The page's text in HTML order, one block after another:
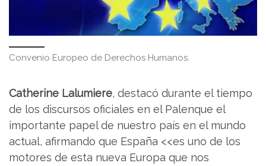
Convenio Europeo de Derechos Humanos.
Catherine Lalumiere, destacó durante el tiempo
de los discursos oficiales en el Palenque el
importante papel de nuestro país en el mundo
actual, afirmando que España <<es uno de los
motores de esta nueva Europa que nos